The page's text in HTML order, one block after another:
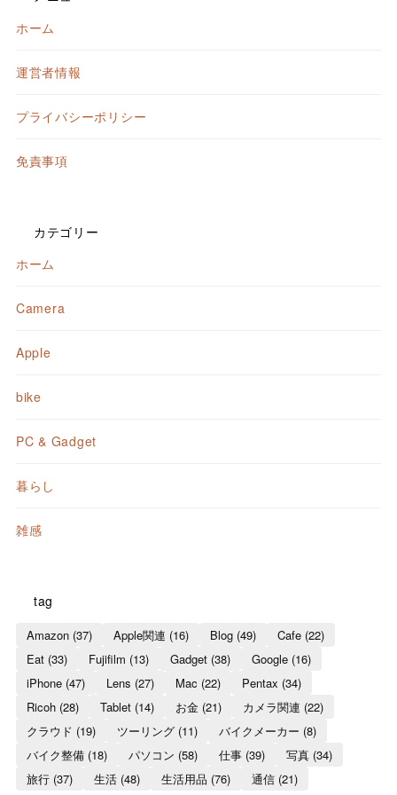
ホーム
運営者情報
プライバシーポリシー
免責事項
カテゴリー
ホーム
Camera
Apple
bike
PC & Gadget
暮らし
雑感
tag
Amazon(37) Apple関連 (16) Blog(49) Cafe(22)
Eat(33) Fujifilm (13) Gadget(38) Google(16)
iPhone(47) Lens (27) Mac (22) Pentax (34)
Ricoh(28) Tablet(14) お金(21) カメラ関連 (22)
クラウド (19) ツーリング(11) バイクメーカー (8)
バイク整備(18) パソコン (58) 仕事(39) 写真(34)
旅行(37) 生活(48) 生活用品 (76) 通信(21)